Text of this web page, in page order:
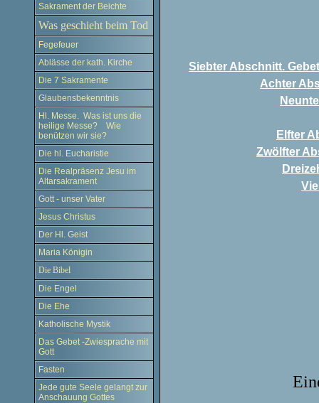
Sakrament der Beichte
Was geschieht beim Tod
Fegefeuer
Ablässe der kath. Kirche
Die 7 Sakramente
Glaubensbekenntnis
Hl. Messe. Was ist uns die
heilige Messe? Wie
benützen wir sie?
Die hl. Eucharistie
Die Realpräsenz Jesu im
Altarsakrament
Gott - unser Vater
Jesus Christus
Der Hl. Geist
Maria Königin
Die Bibel
Die Engel
Die Ehe
Katholische Mystik
Das Gebet -Zwiesprache mit
Gott
Fasten
Jede gute Seele gelangt zur
Anschauung Gottes
Siebter Abschnitt.
Achter
Elfter
Zwölfter